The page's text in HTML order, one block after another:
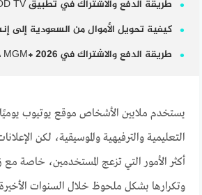
طريقة الدفع والاشتراك في تطبيق TOD TV | كل ما تحتاج معرفته
كيفية تحويل الأموال من السعودية إلى
طريقة الدفع والاشتراك في MGM+ 2026 دليل شامل
يستخدم ملايين الأشخاص موقع يوتيوب يوميًا
التعليمية والترفيهية والموسيقية، لكن
أكثر الأمور التي تزعج المستخدمين، خاصة مع
وتكرارها بشكل ملحوظ خلال السنوات